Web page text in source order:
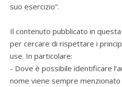
suo esercizio”.
Il contenuto pubblicato in
per cercare di rispettare i
use. In particolare:
- Dove è possibile identificare
nome viene sempre